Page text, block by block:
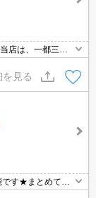
店は、一都三県
部屋探しが提供
取扱っておりま
お支払いは分割
数料のご負担0円
を見る
す★まとめてご
タウンハウジング